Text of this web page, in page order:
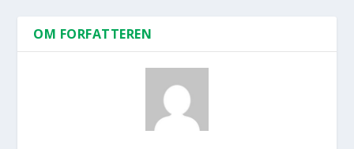
OM FORFATTEREN